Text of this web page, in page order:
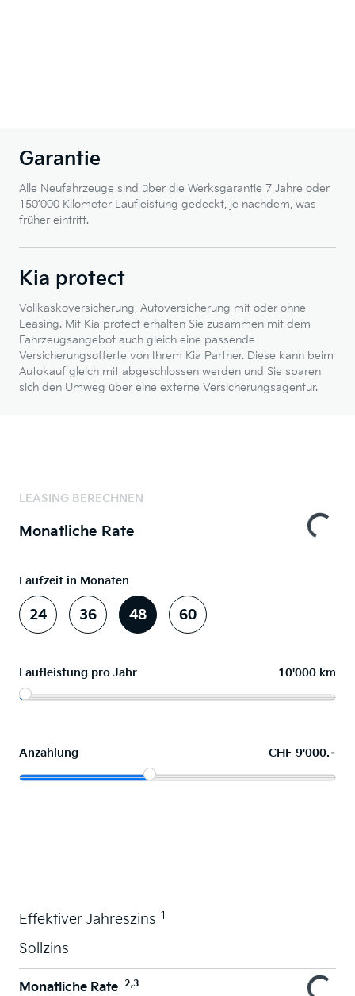
Garantie
Alle Neufahrzeuge sind über die Werksgarantie 7 Jahre oder
150’000 Kilometer Laufleistung gedeckt, je nachdem, was
früher eintritt.
Kia protect
Vollkaskoversicherung, Autoversicherung mit oder ohne
Leasing. Mit Kia protect erhalten Sie zusammen mit dem
Fahrzeugsangebot auch gleich eine passende
Versicherungsofferte von Ihrem Kia Partner. Diese kann beim
Autokauf gleich mit abgeschlossen werden und Sie sparen
sich den Umweg über eine externe Versicherungsagentur.
LEASING BERECHNEN
Monatliche Rate
Laufzeit in Monaten
24 36 48 60
Laufleistung pro Jahr 10'000 km
Anzahlung CHF 9'000.–
Effektiver Jahreszins 1
Sollzins
Monatliche Rate 2,3